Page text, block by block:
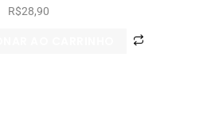
R$28,90